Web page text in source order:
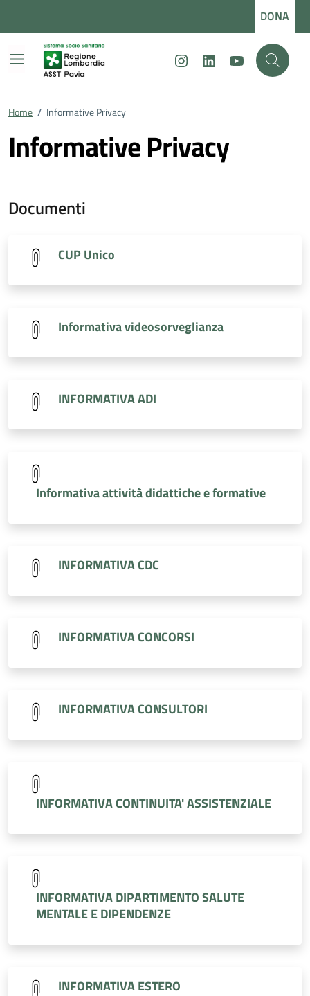
DONA
InstagramLinkedInYoutube
Home / Informative Privacy
Informative Privacy
Documenti
CUP Unico
Informativa videosorveglianza
INFORMATIVA ADI
Informativa attività didattiche e formative
INFORMATIVA CDC
INFORMATIVA CONCORSI
INFORMATIVA CONSULTORI
INFORMATIVA CONTINUITA' ASSISTENZIALE
INFORMATIVA DIPARTIMENTO SALUTE
MENTALE E DIPENDENZE
INFORMATIVA ESTERO